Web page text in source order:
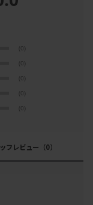
(0)
(0)
(0)
(0)
(0)
フレビュー （0）